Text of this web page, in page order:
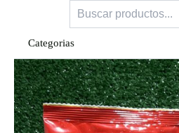
Buscar
Categorias
Premezcla
Santa
Maria
cantidad